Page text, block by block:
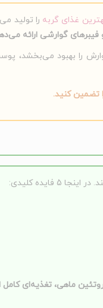
غذای گربه را تولید
را بهبود می‌بخشد،
تضمین کنید.
کلیدی:
ماهی، تغذیه‌ای کامل